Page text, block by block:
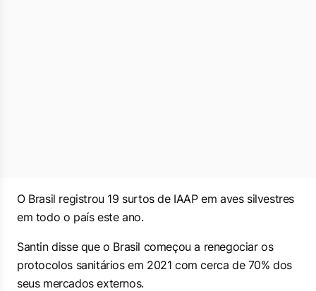
O Brasil registrou 19 surtos de IAAP em aves silvestres
em todo o país este ano.
Santin disse que o Brasil começou a renegociar os
protocolos sanitários em 2021 com cerca de 70% dos
seus mercados externos.